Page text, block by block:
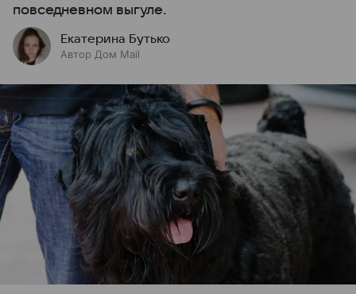
повседневном выгуле.
Екатерина Бутько
Автор Дом Mail